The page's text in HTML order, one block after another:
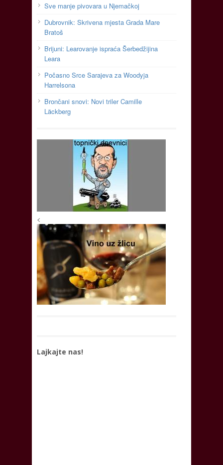
Sve manje pivovara u Njemačkoj
Dubrovnik: Skrivena mjesta Grada Mare
Bratoš
Brijuni: Learovanje ispraća Šerbedžijina
Leara
Počasno Srce Sarajeva za Woodyja
Harrelsona
Brončani snovi: Novi triler Camille
Läckberg
<
Lajkajte nas!